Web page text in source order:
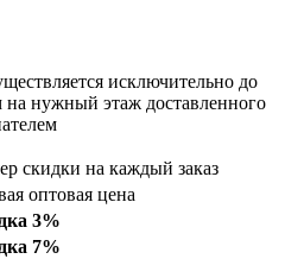
исключительно до
на нужный этаж доставленного
скидки на каждый заказ
оптовая цена
3%
7%